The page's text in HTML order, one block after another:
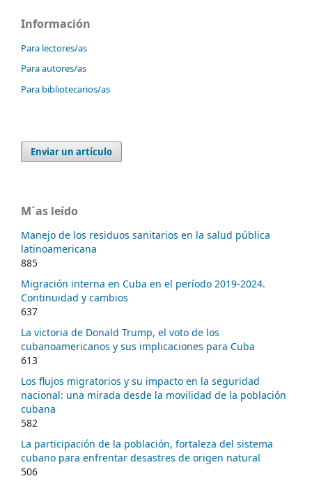
Información
Para lectores/as
Para autores/as
Para bibliotecarios/as
Enviar un artículo
M´as leído
Manejo de los residuos sanitarios en la salud pública
latinoamericana
885
Migración interna en Cuba en el período 2019-2024.
Continuidad y cambios
637
La victoria de Donald Trump, el voto de los
cubanoamericanos y sus implicaciones para Cuba
613
Los flujos migratorios y su impacto en la seguridad
nacional: una mirada desde la movilidad de la población
cubana
582
La participación de la población, fortaleza del sistema
cubano para enfrentar desastres de origen natural
506